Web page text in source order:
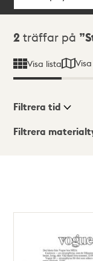
Sökresultat
2 träffar på
Visa lista
Visningsläge
Filtrera tid
Filtrera